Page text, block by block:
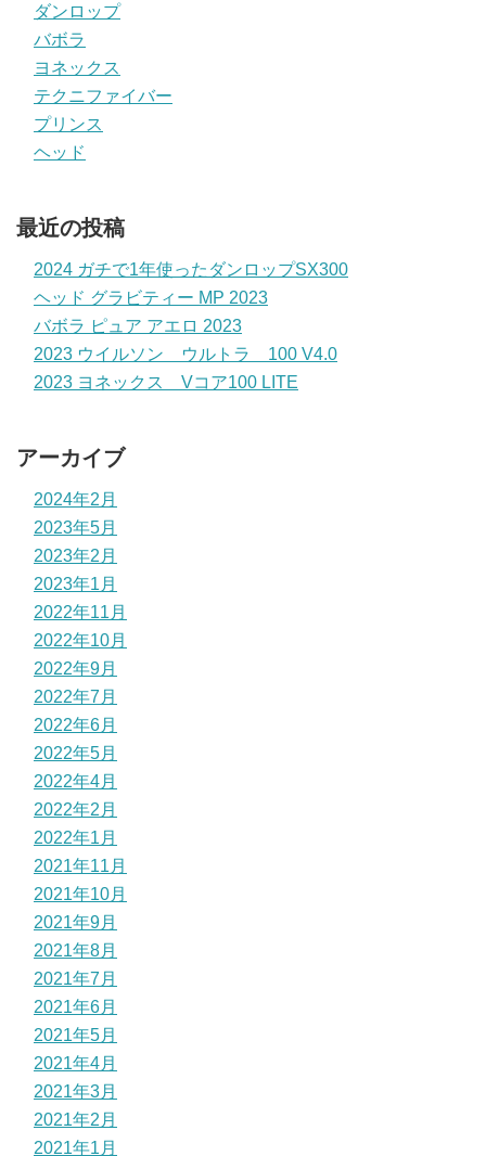
ダンロップ
バボラ
ヨネックス
テクニファイバー
プリンス
ヘッド
最近の投稿
2024 ガチで1年使ったダンロップSX300
ヘッド グラビティー MP 2023
バボラ ピュア アエロ 2023
2023 ウイルソン ウルトラ 100 V4.0
2023 ヨネックス Vコア100 LITE
アーカイブ
2024年2月
2023年5月
2023年2月
2023年1月
2022年11月
2022年10月
2022年9月
2022年7月
2022年6月
2022年5月
2022年4月
2022年2月
2022年1月
2021年11月
2021年10月
2021年9月
2021年8月
2021年7月
2021年6月
2021年5月
2021年4月
2021年3月
2021年2月
2021年1月